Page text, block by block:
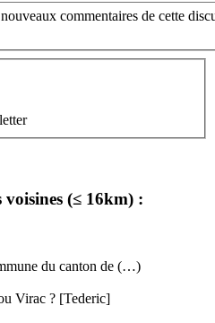
commentaires de cette
voisines (≤ 16km) :
du canton de (…)
Virac ? [Tederic]